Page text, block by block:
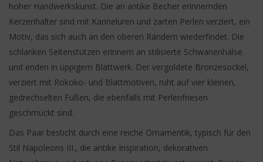
hoher Handwerkskunst. Die an antike Becher erinnernden
Kerzenhalter sind mit Kanneluren und zarten Perlen verziert, ein
Motiv, das sich auch an den oberen Rändern wiederfindet. Die
schlanken Seitenstützen erinnern an stilisierte Schwanenhälse
und enden in üppigem Blattwerk. Der vergoldete Bronzesockel,
verziert mit Rokoko- und Blattmotiven, ruht auf vier kleinen,
gedrechselten Füßen, die ebenfalls mit Perlenfriesen
geschmückt sind.
Das Paar besticht durch eine reiche Ornamentik, typisch für den
Stil Napoleons III., die antike Inspiration, dekorativen